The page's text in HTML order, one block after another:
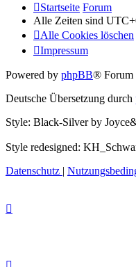
Startseite Forum
Alle Zeiten sind
Alle Cookies löschen
Impressum
Powered by phpBB® Forum
Deutsche Übersetzung durch
Style: Black-Silver by
Style redesigned:
Datenschutz |